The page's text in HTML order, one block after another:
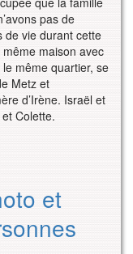
pas de
de vie durant cette
maison avec
même quartier, se
Metz et
d’Irène. Israël et
Colette.
et